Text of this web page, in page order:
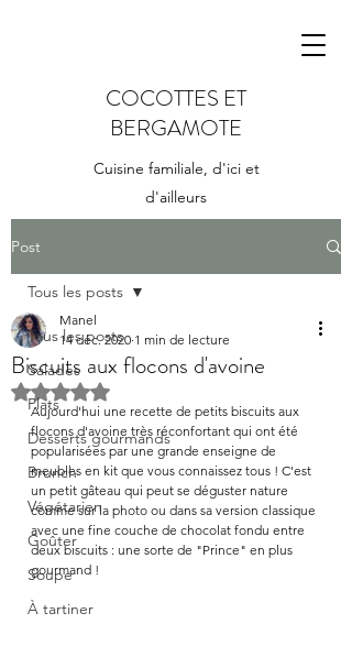
COCOTTES ET
BERGAMOTE
Cuisine familiale, d'ici et
d'ailleurs
Post
Tous les posts
Salades
Plats
Desserts gourmands
Brunch
Végétarien
Goûter
Soupe
À tartiner
Tous les posts
Biscuits aux flocons d'avoine
Manel
14 déc. 2020 1 min de lecture
Noté NaN étoiles sur 5.
Aujourd'hui une recette de petits biscuits aux
flocons d'avoine très réconfortant qui ont été
popularisées par une grande enseigne de
meubles en kit que vous connaissez tous ! C'est
un petit gâteau qui peut se déguster nature
comme sur la photo ou dans sa version classique
avec une fine couche de chocolat fondu entre
deux biscuits : une sorte de "Prince" en plus
gourmand !